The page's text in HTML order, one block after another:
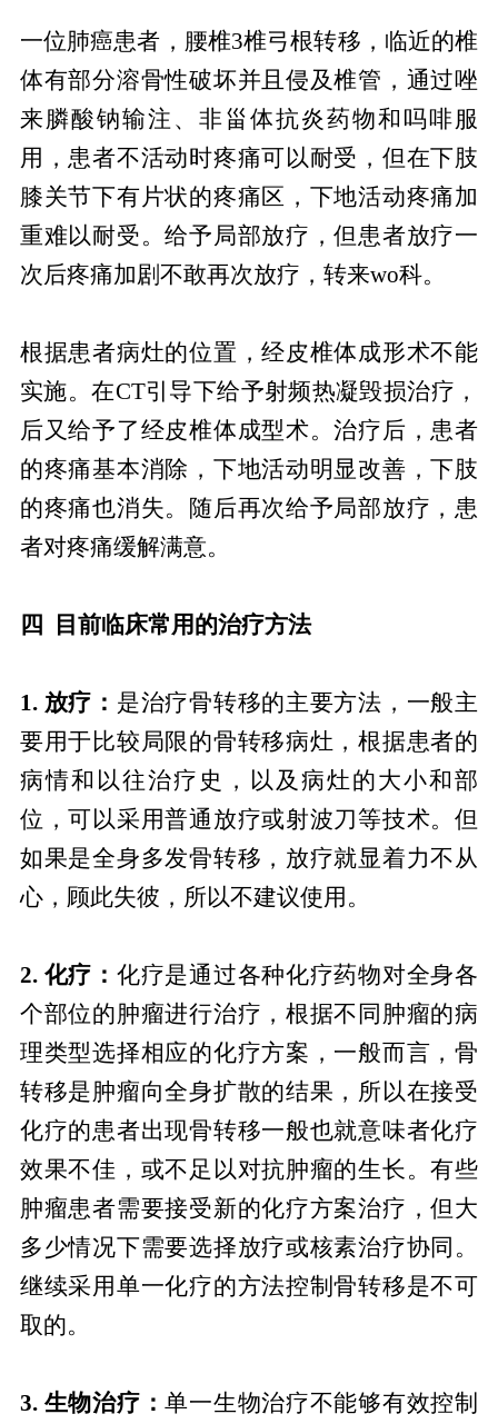
一位肺癌患者，腰椎3椎弓根转移，临近的椎
体有部分溶骨性破坏并且侵及椎管，通过唑
来膦酸钠输注、非甾体抗炎药物和吗啡服
用，患者不活动时疼痛可以耐受，但在下肢
膝关节下有片状的疼痛区，下地活动疼痛加
重难以耐受。给予局部放疗，但患者放疗一
次后疼痛加剧不敢再次放疗，转来wo科。
根据患者病灶的位置，经皮椎体成形术不能
实施。在CT引导下给予射频热凝毁损治疗，
后又给予了经皮椎体成型术。治疗后，患者
的疼痛基本消除，下地活动明显改善，下肢
的疼痛也消失。随后再次给予局部放疗，患
者对疼痛缓解满意。
四 目前临床常用的治疗方法
1. 放疗： 是治疗骨转移的主要方法，一般主
要用于比较局限的骨转移病灶，根据患者的
病情和以往治疗史，以及病灶的大小和部
位，可以采用普通放疗或射波刀等技术。但
如果是全身多发骨转移，放疗就显着力不从
心，顾此失彼，所以不建议使用。
2. 化疗： 化疗是通过各种化疗药物对全身各
个部位的肿瘤进行治疗，根据不同肿瘤的病
理类型选择相应的化疗方案，一般而言，骨
转移是肿瘤向全身扩散的结果，所以在接受
化疗的患者出现骨转移一般也就意味者化疗
效果不佳，或不足以对抗肿瘤的生长。有些
肿瘤患者需要接受新的化疗方案治疗，但大
多少情况下需要选择放疗或核素治疗协同。
继续采用单一化疗的方法控制骨转移是不可
取的。
3. 生物治疗：单一生物治疗不能够有效控制